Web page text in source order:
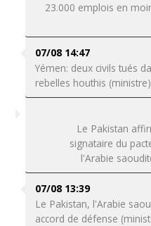
23.000 emplois en
07/08 14:47
Yémen: deux civils tués
rebelles houthis (ministre)
Le Pakistan
signataire du
l'Arabie
07/08 13:39
Le Pakistan, l'Arabie
accord de défense